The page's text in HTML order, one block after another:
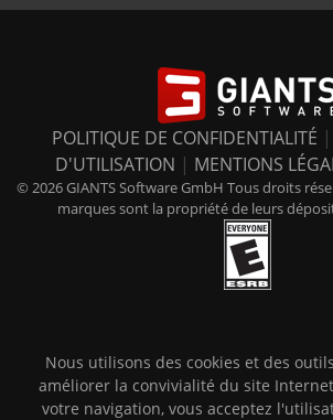
POLITIQUE DE CONFIDENTIALITÉ |
D'UTILISATION | MENTIONS
© 2026 GIANTS Software GmbH Tous droits
marques sont la propriété de leurs
Nous utilisons des cookies et des
améliorer la convivialité du site
votre navigation, vous acceptez